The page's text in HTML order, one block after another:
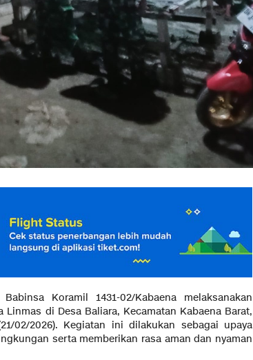
Koramil 1431-02/Kabaena melaksanakan
di Desa Baliara, Kecamatan Kabaena Barat,
02/2026). Kegiatan ini dilakukan sebagai upaya
serta memberikan rasa aman dan nyaman